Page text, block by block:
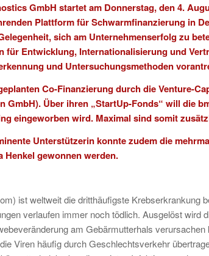
GmbH startet am Donnerstag, den 4.
Plattform für Schwarmfinanzierung in
sich am Unternehmenserfolg zu
für Entwicklung, Internationalisierung und
und Untersuchungsmethoden
Co-Finanzierung durch die Venture-
GmbH). Über ihren „StartUp-Fonds“ will die
eingeworben wird. Maximal sind somit
Unterstützerin konnte zudem die
gewonnen werden.
ist weltweit die dritthäufigste Krebserkrankung
verlaufen immer noch tödlich. Ausgelöst wird
am Gebärmutterhals
Viren häufig durch Geschlechtsverkehr